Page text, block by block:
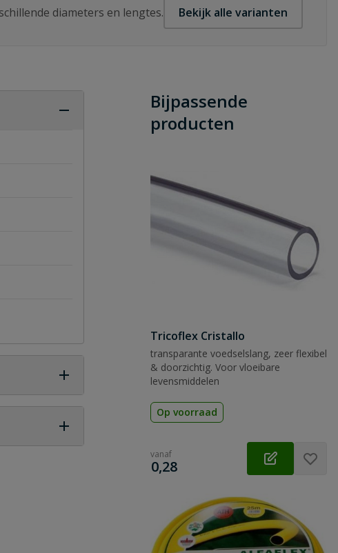
diameters en lengtes. Bekijk alle varianten
Bijpassende
producten
Tricoflex Cristallo
transparante voedselslang, zeer flexibel
& doorzichtig. Voor vloeibare
levensmiddelen
Op voorraad
vanaf
€
0,28